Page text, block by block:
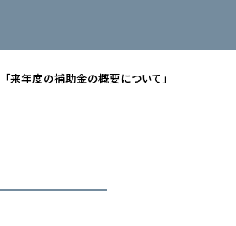
「来年度の補助金の概要について」